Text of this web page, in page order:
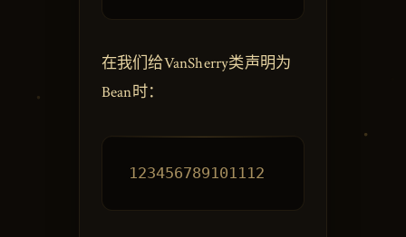
在我们给VanSherry类声明为
Bean时：